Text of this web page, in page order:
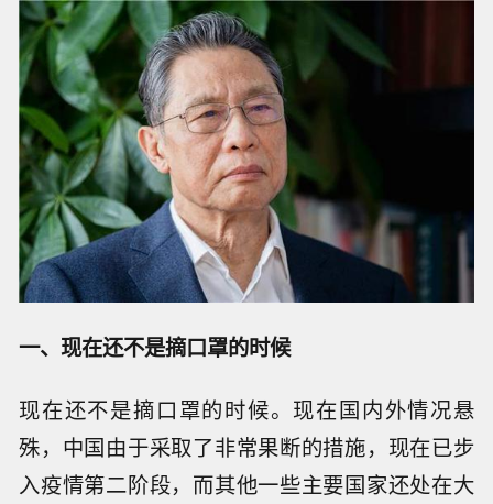
一、现在还不是摘口罩的时候
现在还不是摘口罩的时候。现在国内外情况悬
殊，中国由于采取了非常果断的措施，现在已步
入疫情第二阶段，而其他一些主要国家还处在大